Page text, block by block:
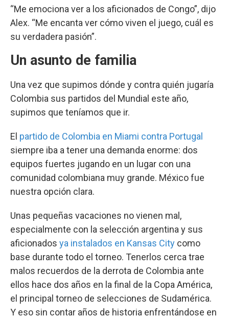
“Me emociona ver a los aficionados de Congo”, dijo
Alex. “Me encanta ver cómo viven el juego, cuál es
su verdadera pasión”.
Un asunto de familia
Una vez que supimos dónde y contra quién jugaría
Colombia sus partidos del Mundial este año,
supimos que teníamos que ir.
El partido de Colombia en Miami contra Portugal
siempre iba a tener una demanda enorme: dos
equipos fuertes jugando en un lugar con una
comunidad colombiana muy grande. México fue
nuestra opción clara.
Unas pequeñas vacaciones no vienen mal,
especialmente con la selección argentina y sus
aficionados ya instalados en Kansas City como
base durante todo el torneo. Tenerlos cerca trae
malos recuerdos de la derrota de Colombia ante
ellos hace dos años en la final de la Copa América,
el principal torneo de selecciones de Sudamérica.
Y eso sin contar años de historia enfrentándose en